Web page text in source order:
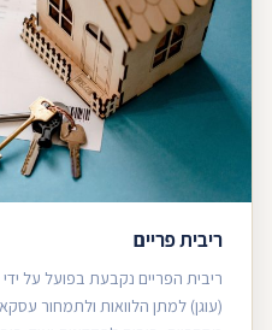
ריבית פריים
ריבית הפריים נקבעת בפועל על
(עוגן) למתן הלוואות ולתמחור